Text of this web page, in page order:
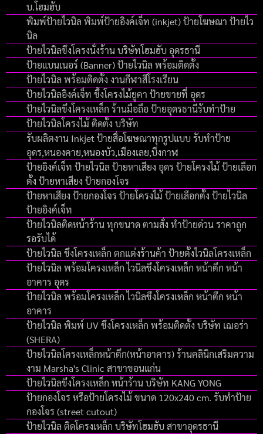
บ.โฮมฮับ
พิมพ์ป้ายไวนิล พิมพ์ป้ายอิงค์เจ็ท (inkjet) ป้ายโฆษณา ป้ายไว
นิล
ป้ายไวนิลขึงโครงนั่งร้าน บริษัทโฮมฮับ อุดรธานี
ป้ายแบนเนอร์ (Banner) ป้ายไวนิล พร้อมติดตั้ง
ป้ายไวนิล พร้อมติดตั้ง งานกีฬาสีโรงเรียน
ป้ายไวนิลอิงค์เจ็ท ขึ้งโครงไม้ยูคา ป้ายขายที่ อุดร
ป้ายไวนิลขึงโครงเหล็ก ร้านมือถือ ป้ายอุดรธานีรับทำป้าย
ป้ายไวนิลโครงไม้ ติดตั้ง บริษัท
รับผลิตงาน Inkjet ป้ายสื่อโฆษณาทุกรูปแบบ รับทำป้าย
อุดร,หนองคาย,หนองบัว,เมืองเลย,บึงกาฬ
ป้ายอิงค์เจ็ท ป้ายไวนิล ป้ายหาเสียง อุดร ป้ายโครงไม้ ป้ายเลือก
ตั้ง ป้ายหาเสียง ป้ายกองโจร
ป้ายหาเสียง ป้ายกองโจร ป้ายโครงไม้ ป้ายเลือกตั้ง ป้ายไวนิล
ป้ายอิงค์เจ็ท
ป้ายไวนิลติดหน้าร้าน ทุกขนาด ตามสั่ง ทำป้ายด่วน ราคาถูก
รอรับได้
ป้ายไวนิล ขึงโครงเหล็ก ตกแต่งร้านค้า ป้ายตั้งไวนิลโครงเหล็ก
ป้ายไวนิล พร้อมโครงเหล็ก ไวนิลขึงโครงเหล็ก หน้าตึก หน้า
อาคาร อุดร
ป้ายไวนิล พร้อมโครงเหล็ก ไวนิลขึงโครงเหล็ก หน้าตึก หน้า
อาคาร
ป้ายไวนิล พิมพ์ UV ขึงโครงเหล็ก พร้อมติดตั้ง บริษัท เฌอร่า
(SHERA)
ป้ายไวนิลโครงเหล็กหน้าตึก(หน้าอาคาร) ร้านคลินิกเสริมความ
งาม Marsha's Clinic สาขาขอนแก่น
ป้ายไวนิลขึงโครงเหล็ก หน้าร้าน บริษัท KANG YONG
ป้ายกองโจร หรือป้ายโครงไม้ ขนาด 120x240 cm. รับทำป้าย
กองโจร (street cutout)
ป้ายไวนิล ติดโครงเหล็ก บริษัทโฮมฮับ สาขาอุดรธานี